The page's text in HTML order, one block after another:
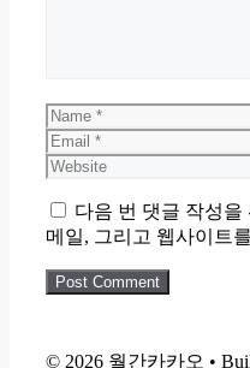
Name
다음 번 댓글 작성을
메일, 그리고 웹사이트
© 2026 월간카카오 •